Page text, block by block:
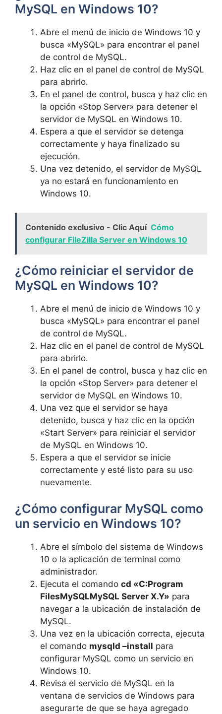
MySQL en Windows 10?
Abre el menú de inicio de Windows 10 y
busca «MySQL» para encontrar el panel
de control de MySQL.
Haz clic en el panel de control de MySQL
para abrirlo.
En el panel de control, busca y haz clic en
la opción «Stop Server» para detener el
servidor de MySQL en Windows 10.
Espera a que el servidor se detenga
correctamente y haya finalizado su
ejecución.
Una vez detenido, el servidor de MySQL
ya no estará en funcionamiento en
Windows 10.
Contenido exclusivo - Clic Aquí Cómo
configurar FileZilla Server en Windows 10
¿Cómo reiniciar el servidor de
MySQL en Windows 10?
Abre el menú de inicio de Windows 10 y
busca «MySQL» para encontrar el panel
de control de MySQL.
Haz clic en el panel de control de MySQL
para abrirlo.
En el panel de control, busca y haz clic en
la opción «Stop Server» para detener el
servidor de MySQL en Windows 10.
Una vez que el servidor se haya
detenido, busca y haz clic en la opción
«Start Server» para reiniciar el servidor
de MySQL en Windows 10.
Espera a que el servidor se inicie
correctamente y esté listo para su uso
nuevamente.
¿Cómo configurar MySQL como
un servicio en Windows 10?
Abre el símbolo del sistema de Windows
10 o la aplicación de terminal como
administrador.
Ejecuta el comando cd «C:Program
FilesMySQLMySQL Server X.Y» para
navegar a la ubicación de instalación de
MySQL.
Una vez en la ubicación correcta, ejecuta
el comando mysqld –install para
configurar MySQL como un servicio en
Windows 10.
Revisa el servicio de MySQL en la
ventana de servicios de Windows para
asegurarte de que se haya agregado